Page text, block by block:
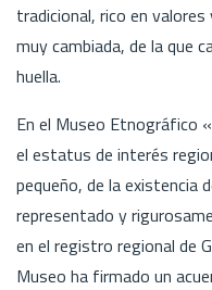
tradicional, rico en
muy cambiada, de la que
huella.
En el Museo Etnográfico
el estatus de interés
pequeño, de la existencia
representado y
en el registro regional de
Museo ha firmado un